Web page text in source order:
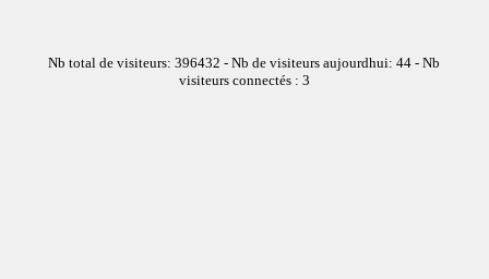
Nb total de visiteurs: 396432 - Nb de visiteurs aujourdhui: 44 - Nb
visiteurs connectés : 3